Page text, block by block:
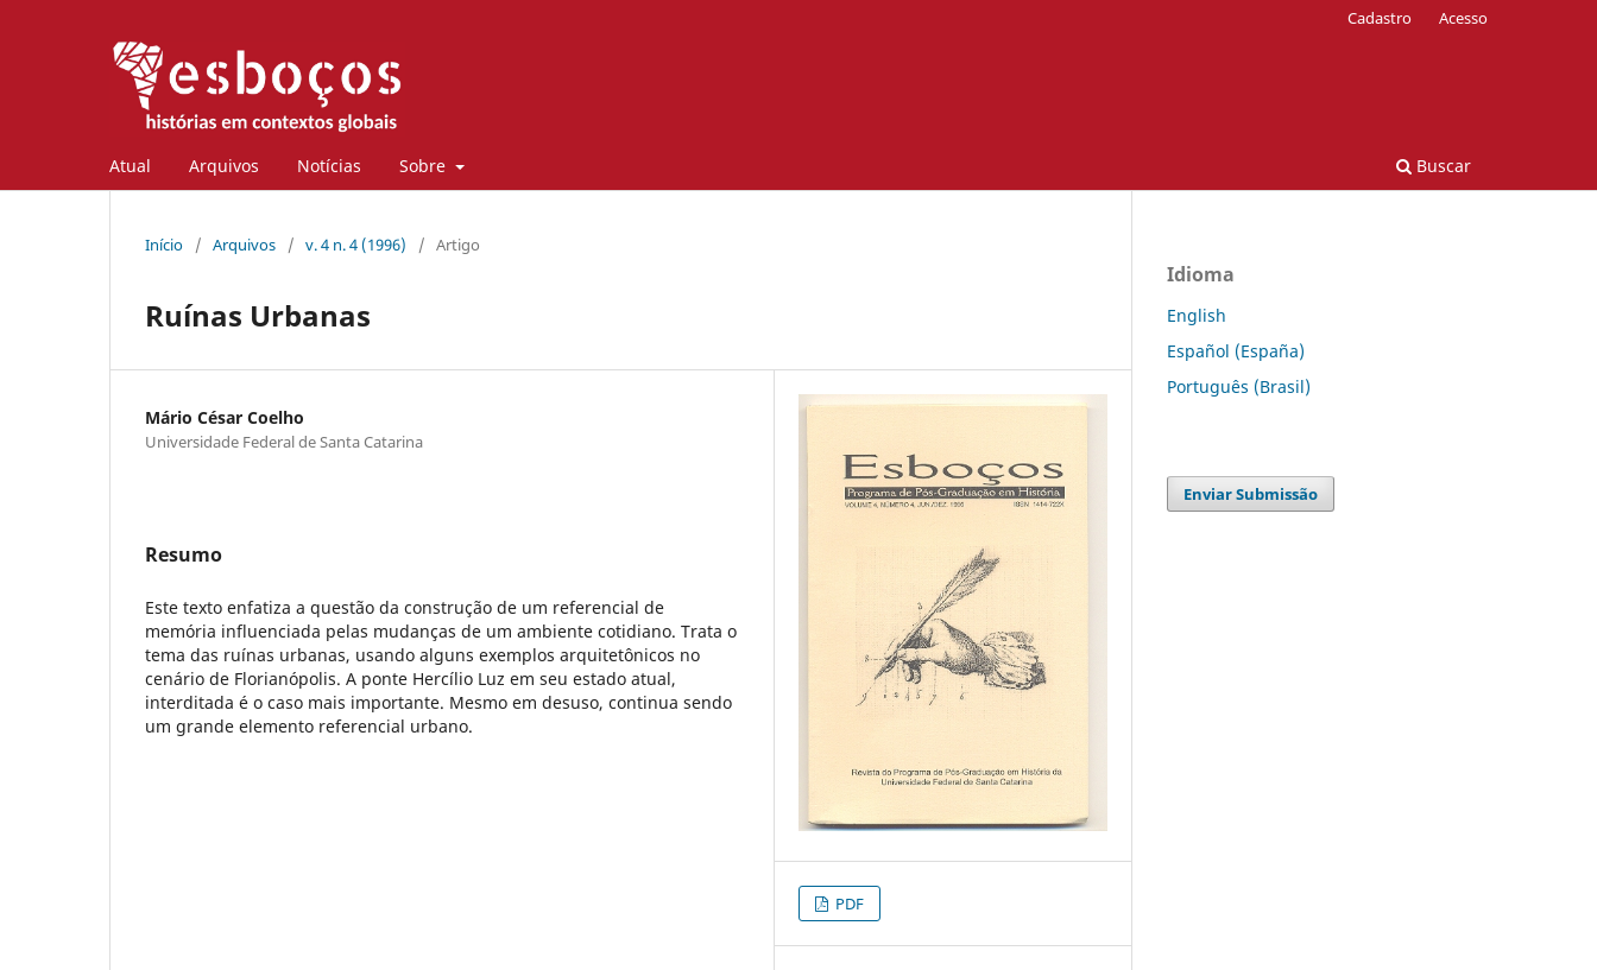
Atual Arquivos Notícias Sobre Buscar
Cadastro Acesso
Início / Arquivos / v. 4 n. 4 (1996) / Artigo
Ruínas Urbanas
Mário César Coelho
Universidade Federal de Santa Catarina
Resumo
Este texto enfatiza a questão da construção de um referencial de
memória influenciada pelas mudanças de um ambiente cotidiano. Trata o
tema das ruínas urbanas, usando alguns exemplos arquitetônicos no
cenário de Florianópolis. A ponte Hercílio Luz em seu estado atual,
interditada é o caso mais importante. Mesmo em desuso, continua sendo
um grande elemento referencial urbano.
PDF
Idioma
English
Español (España)
Português (Brasil)
Enviar Submissão